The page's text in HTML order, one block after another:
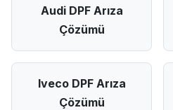
Audi DPF Arıza
Çözümü
Iveco DPF Arıza
Çözümü